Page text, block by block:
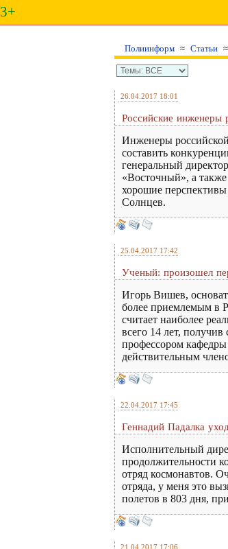
3+
Полиинформ ≈ Статьи
26.04.2017 18:01
Российские инженеры
Инженеры российской
составить
генеральный
«Восточный», а также
хорошие перспективы
Солнцев.
25.04.2017 17:42
Ученый: произошел
Игорь Вишев,
более приемлемым в
считает наиболее
всего 14 лет,
профессором
действительным
22.04.2017 17:45
Геннадий Падалка
Исполнительный
продолжительности
отряд космонавтов.
отряда, у меня это
полетов в 803 дня,
21.04.2017 17:06